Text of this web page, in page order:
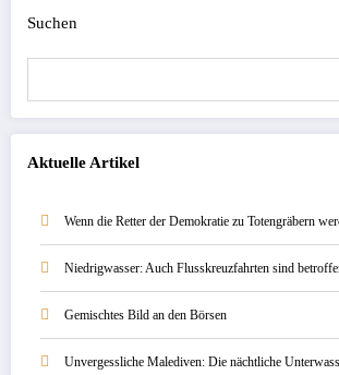
Suchen
Aktuelle Artikel
Wenn die Retter der Demokratie zu Totengräbern
Niedrigwasser: Auch Flusskreuzfahrten sind
Gemischtes Bild an den Börsen
Unvergessliche Malediven: Die nächtliche